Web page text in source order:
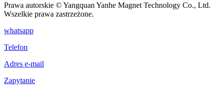
Prawa autorskie © Yangquan Yanhe Magnet Technology Co., Ltd.
Wszelkie prawa zastrzeżone.
whatsapp
Telefon
Adres e-mail
Zapytanie